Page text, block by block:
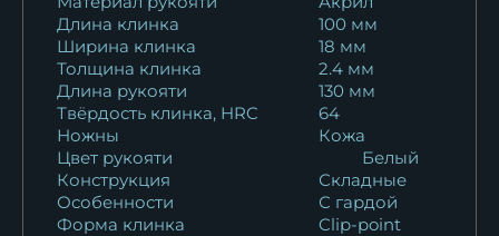
46 657
Нож Финка НКВД складная
сталь RWL-34...
Реплика Финка НКВД малая
Elmax...
Длина клинка
100 мм
Ширина клинка
18 мм
Толщина клинка
2.4 мм
Длина рукояти
130 мм
Твёрдость клинка, HRC
64
Ножны
Кожа
Цвет рукояти
Белый
Конструкция
Складные
Особенности
С гардой
Форма клинка
Clip-point